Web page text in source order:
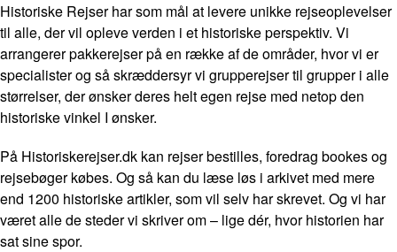
Historiske Rejser har som mål at levere unikke rejseoplevelser
til alle, der vil opleve verden i et historiske perspektiv. Vi
arrangerer pakkerejser på en række af de områder, hvor vi er
specialister og så skræddersyr vi grupperejser til grupper i alle
størrelser, der ønsker deres helt egen rejse med netop den
historiske vinkel I ønsker.
På Historiskerejser.dk kan rejser bestilles, foredrag bookes og
rejsebøger købes. Og så kan du læse løs i arkivet med mere
end 1200 historiske artikler, som vil selv har skrevet. Og vi har
været alle de steder vi skriver om – lige dér, hvor historien har
sat sine spor.